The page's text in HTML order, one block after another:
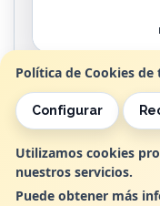
Política de Cookies
Configurar
Utilizamos cookies
nuestros servicios.
Puede obtener más
de 9:00am
, , , ,